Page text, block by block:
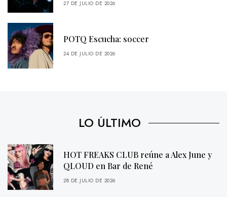
27 DE JULIO DE 2026
POTQ Escucha: soccer
24 DE JULIO DE 2026
LO ÚLTIMO
HOT FREAKS CLUB reúne a Alex June y
QLOUD en Bar de René
28 DE JULIO DE 2026